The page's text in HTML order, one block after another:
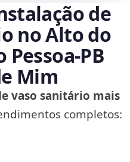
de
no Alto do
Mim
vaso sanitário mais
completos: